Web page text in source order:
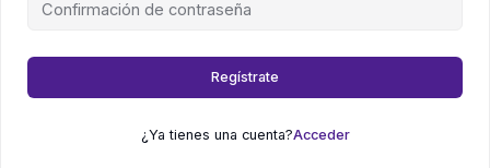
Regístrate
¿Ya tienes una cuenta?Acceder